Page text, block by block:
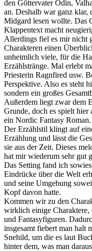
den Göttervater Odin,
an. Deshalb war ganz klar,
Midgard lesen wollte. Das
Klappentext macht
Allerdings fiel es mir nicht
Charakteren einen
unheimlich viele, für die
Erzählstränge. Mal erlebt
Priesterin Ragnfired usw.
Perspektive. Also es steht
sondern ein großes
Außerdem liegt zwar dem
Grunde, doch es spielt hier
ein Nordic Fantasy Roman.
Der Erzählstil klingt auf
Erzählung und lässt die
sie aus der Zeit. Dieses
hat mir wiederum sehr gut
Das Setting fand ich
Eindrücke über die Welt
und seine Umgebung
Kopf davon hatte.
Kommen wir zu den
wirklich einige Charaktere,
und Fantasyfiguren.
insgesamt fiebert man halt
Snehild, um die es laut
hinter dem, was man